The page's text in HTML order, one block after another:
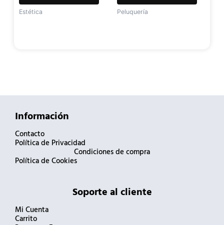
Estética Peluquería
Información
Contacto
Política de Privacidad
Condiciones de compra
Política de Cookies
Soporte al cliente
Mi Cuenta
Carrito